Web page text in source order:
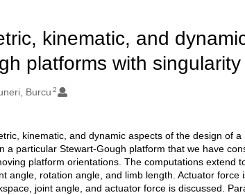
kinematic, and
platforms with
Burcu 2
kinematic, and dynamic aspects of the design of
a particular Stewart-Gough platform that we have
platform orientations. The computations extend
angle, rotation angle, and limb length. Actuator
joint angle, and actuator force is discussed.